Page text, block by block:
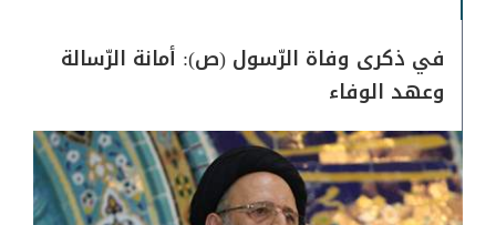
في ذكرى وفاة الرّسول (ص): أمانة الرّسالة
وعهد الوفاء